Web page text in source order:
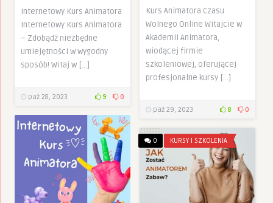
Kurs Animatora Czasu
Wolnego Online Witajcie w
Akademii Animatora,
wiodącej firmie
szkoleniowej, oferującej
profesjonalne kursy […]
paź 29, 2023 8 0
Internetowy Kurs Animatora
Internetowy Kurs Animatora
– Zdobądź niezbędne
umiejętności w wygodny
sposób! Witaj w […]
paź 28, 2023 9 0
0 KURSY I SZKOLENIA